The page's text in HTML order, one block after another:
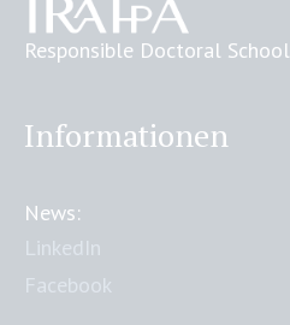
Responsible Doctoral School
Informationen
News: